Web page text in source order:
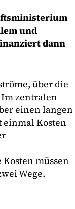
und
dann
über die
zentralen
einen langen
Kosten
müssen
Wege.